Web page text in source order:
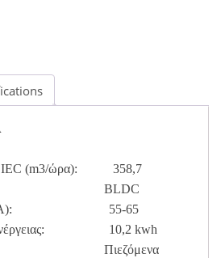
IEC (m3/ώρα): 358,7
BLDC
(dbA): 55-65
ενέργειας: 10,2 kwh
Πιεζόμενα